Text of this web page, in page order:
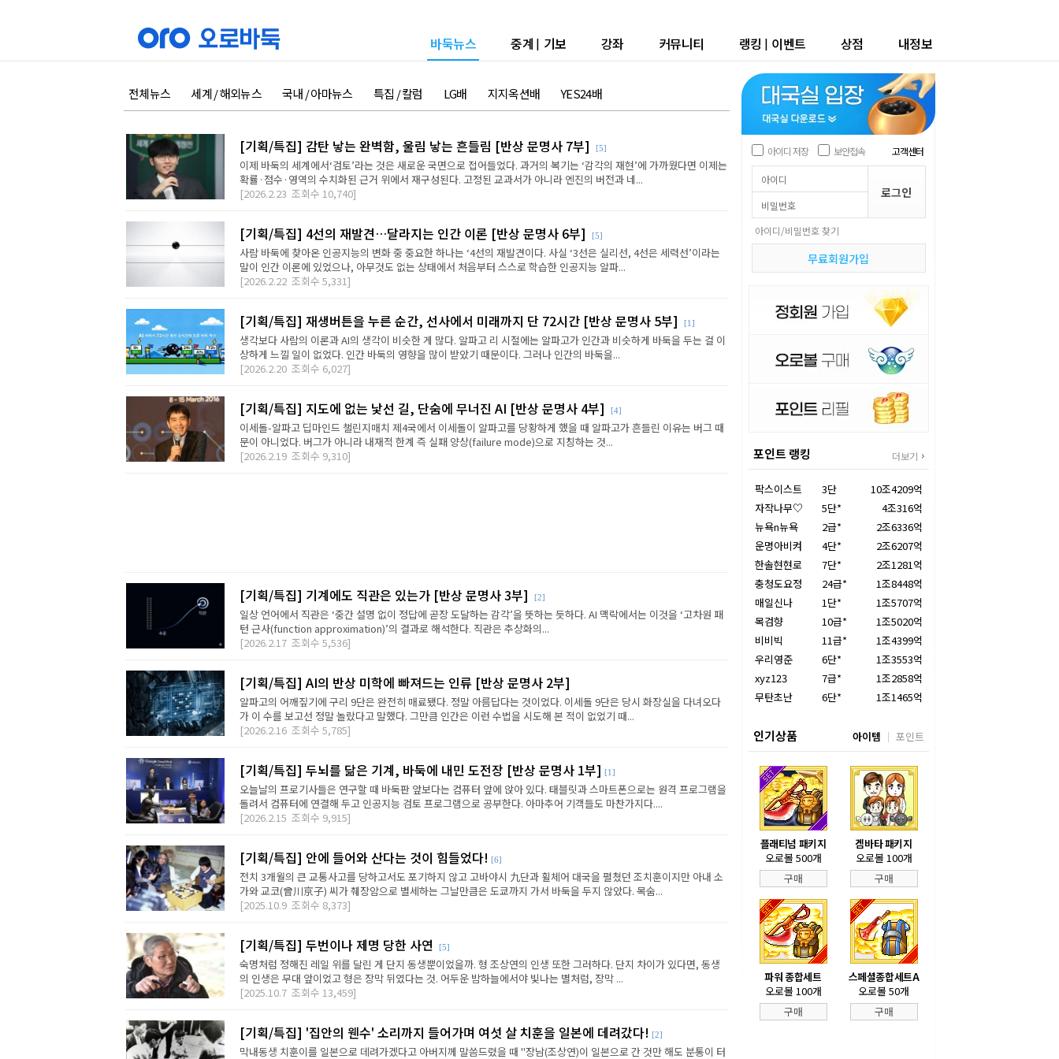
바둑뉴스 중계 | 기보 강좌 커뮤니티 랭킹 | 이벤트 상점 내정보
전체뉴스 세계 / 해외뉴스 국내 / 아마뉴스 특집 / 칼럼 LG배 지지옥션배 YES24배
[기획/특집] 감탄 낳는 완벽함, 울림 낳는 흔들림 [반상 문명사 7부] [5]
이제 바둑의 세계에서‘검토’라는 것은 새로운 국면으로 접어들었다. 과거의 복기는 ‘감각의 재현’에 가까웠다면 이제는
확률·점수·영역의 수치화된 근거 위에서 재구성된다. 고정된 교과서가 아니라 엔진의 버전과 네...
[2026.2.23 조회수 10,740]
[기획/특집] 4선의 재발견…달라지는 인간 이론 [반상 문명사 6부] [5]
사람 바둑에 찾아온 인공지능의 변화 중 중요한 하나는 ‘4선의 재발견이다. 사실 ‘3선은 실리선, 4선은 세력선’이라는
말이 인간 이론에 있었으나, 아무것도 없는 상태에서 처음부터 스스로 학습한 인공지능 알파...
[2026.2.22 조회수 5,331]
[기획/특집] 재생버튼을 누른 순간, 선사에서 미래까지 단 72시간 [반상 문명사 5부] [1]
생각보다 사람의 이론과 AI의 생각이 비슷한 게 많다. 알파고 리 시절에는 알파고가 인간과 비슷하게 바둑을 두는 걸 이
상하게 느낄 일이 없었다. 인간 바둑의 영향을 많이 받았기 때문이다. 그러나 인간의 바둑을...
[2026.2.20 조회수 6,027]
[기획/특집] 지도에 없는 낯선 길, 단숨에 무너진 AI [반상 문명사 4부] [4]
이세돌-알파고 딥마인드 챌린지매치 제4국에서 이세돌이 알파고를 당황하게 했을 때 알파고가 흔들린 이유는 버그 때
문이 아니었다. 버그가 아니라 내재적 한계 즉 실패 양상(failure mode)으로 지칭하는 것...
[2026.2.19 조회수 9,310]
[기획/특집] 기계에도 직관은 있는가 [반상 문명사 3부] [2]
일상 언어에서 직관은 ‘중간 설명 없이 정답에 곧장 도달하는 감각’을 뜻하는 듯하다. AI 맥락에서는 이것을 ‘고차원 패
턴 근사(function approximation)’의 결과로 해석한다. 직관은 추상화의...
[2026.2.17 조회수 5,536]
[기획/특집] AI의 반상 미학에 빠져드는 인류 [반상 문명사 2부]
알파고의 어깨짚기에 구리 9단은 완전히 매료됐다. 정말 아름답다는 것이었다. 이세돌 9단은 당시 화장실을 다녀오다
가 이 수를 보고선 정말 놀랐다고 말했다. 그만큼 인간은 이런 수법을 시도해 본 적이 없었기 때...
[2026.2.16 조회수 5,785]
[기획/특집] 두뇌를 닮은 기계, 바둑에 내민 도전장 [반상 문명사 1부] [1]
오늘날의 프로기사들은 연구할 때 바둑판 앞보다는 컴퓨터 앞에 앉아 있다. 태블릿과 스마트폰으로는 원격 프로그램을
돌려서 컴퓨터에 연결해 두고 인공지능 검토 프로그램으로 공부한다. 아마추어 기객들도 마찬가지다....
[2026.2.15 조회수 9,915]
[기획/특집] 안에 들어와 산다는 것이 힘들었다! [6]
전치 3개월의 큰 교통사고를 당하고서도 포기하지 않고 고바야시 九단과 휠체어 대국을 펼쳤던 조치훈이지만 아내 소
가와 교코(曾川京子) 씨가 췌장암으로 별세하는 그날만큼은 도쿄까지 가서 바둑을 두지 않았다. 목숨...
[2025.10.9 조회수 8,373]
[기획/특집] 두번이나 제명 당한 사연 [5]
숙명처럼 정해진 레일 위를 달린 게 단지 동생뿐이었을까. 형 조상연의 인생 또한 그러하다. 단지 차이가 있다면, 동생
의 인생은 무대 앞이었고 형은 장막 뒤였다는 것. 어두운 밤하늘에서야 빛나는 별처럼, 장막 ...
[2025.10.7 조회수 13,459]
[기획/특집] '집안의 웬수' 소리까지 들어가며 여섯 살 치훈을 일본에 데려갔다! [2]
막내동생 치훈이를 일본으로 데려가겠다고 아버지께 말씀드렸을 때 "장남(조상연)이 일본으로 간 것만 해도 분통이 터
아이디 저장 보안접속 고객센터
아이디/비밀번호 찾기
무료회원가입
포인트 랭킹 더보기
팍스이스트 3단
10조4209억
자작나무♡
5단*
4조316억
뉴욕n뉴욕
2급*
2조6336억
운명아비켜
4단*
2조6207억
한솔현현로
7단*
2조1281억
충청도요정
24급*
1조8448억
매일신나
1단*
1조5707억
목검향
10급*
1조5020억
비비빅
11급*
1조4399억
우리영준
6단*
1조3553억
xyz123
7급*
1조2858억
무탄초난
6단* 1조1465억
인기상품 아이템 포인트
플래티넘 패키지
오로볼 500개
구매
겜바타 패키지
오로볼 100개
구매
파워 종합세트
오로볼 100개
구매
스페셜종합세트A
오로볼 50개
구매